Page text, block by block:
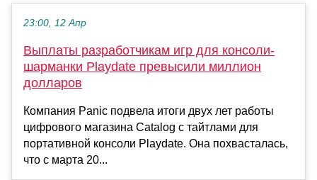
23:00, 12 Апр
Выплаты разработчикам игр для консоли-
шарманки Playdate превысили миллион
долларов
Компания Panic подвела итоги двух лет работы
цифрового магазина Catalog с тайтлами для
портативной консоли Playdate. Она похвасталась,
что с марта 20...